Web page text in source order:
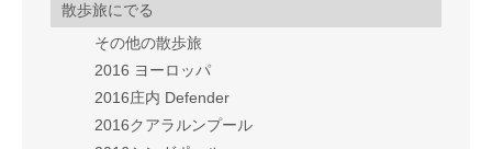
散歩旅にでる
その他の散歩旅
2016 ヨーロッパ
2016庄内 Defender
2016クアラルンプール